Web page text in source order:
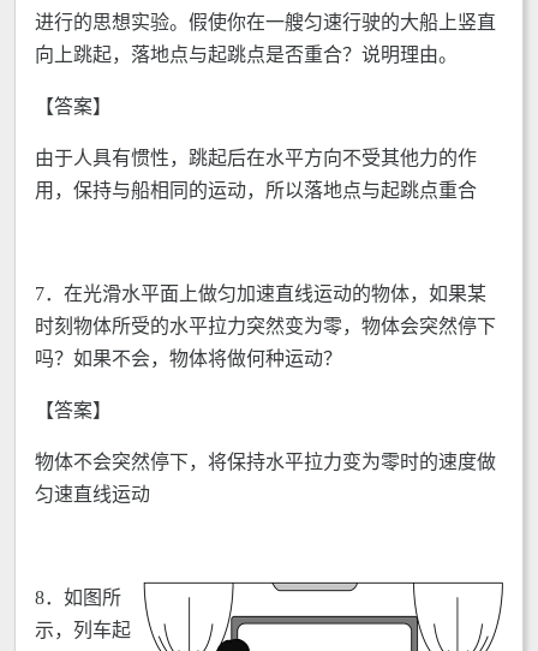
进行的思想实验。假使你在一艘匀速行驶的大船上竖直
向上跳起，落地点与起跳点是否重合？说明理由。
【答案】
由于人具有惯性，跳起后在水平方向不受其他力的作
用，保持与船相同的运动，所以落地点与起跳点重合
7．在光滑水平面上做匀加速直线运动的物体，如果某
时刻物体所受的水平拉力突然变为零，物体会突然停下
吗？如果不会，物体将做何种运动？
【答案】
物体不会突然停下，将保持水平拉力变为零时的速度做
匀速直线运动
8． 如图所
示，列车起